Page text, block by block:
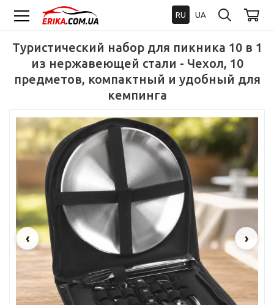
RU UA
Туристический набор для пикника 10 в 1
из нержавеющей стали - Чехол, 10
предметов, компактный и удобный для
кемпинга
‹ ›